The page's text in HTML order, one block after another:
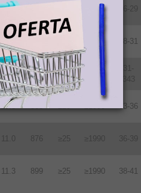
9.6 ≥1990 26-29
10.2 ≥1990 28-31
10.7 852 ≥25 ≥1990
31-
343
10.8 860 ≥25 ≥1990 33-36
11.0 876 ≥25 ≥1990 36-39
11.3 899 ≥25 ≥1990 38-41